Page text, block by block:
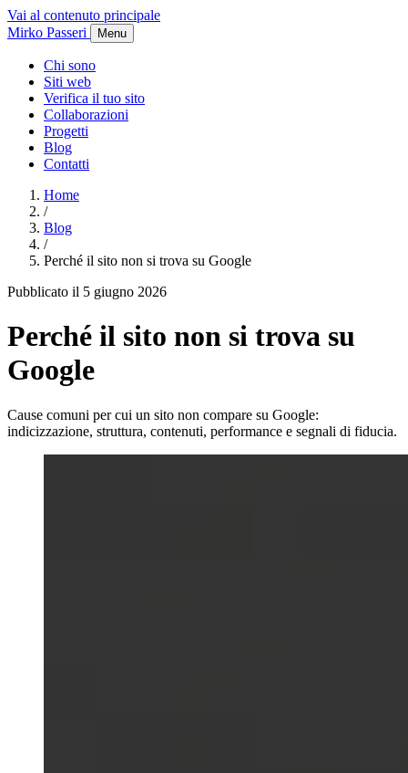
Vai al contenuto principale
Mirko Passeri
Menu
Chi sono
Siti web
Verifica il tuo sito
Collaborazioni
Progetti
Blog
Contatti
Home
/
Blog
/
Perché il sito non si trova su Google
Pubblicato il 5 giugno 2026
Perché il sito non si trova su
Google
Cause comuni per cui un sito non compare su Google:
indicizzazione, struttura, contenuti, performance e segnali di fiducia.